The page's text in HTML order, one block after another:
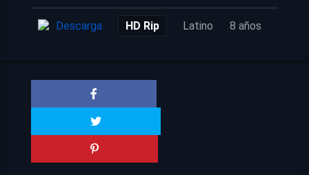
Descarga HD Rip Latino 8 años